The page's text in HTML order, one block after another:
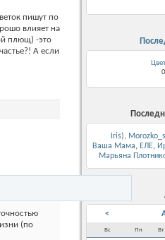
пишут по
влияет на
плющ) -это
А если
(по
Iris),
Ваша Мама, ЕЛЕ,
Марьяна
<
Вс Пн Вт